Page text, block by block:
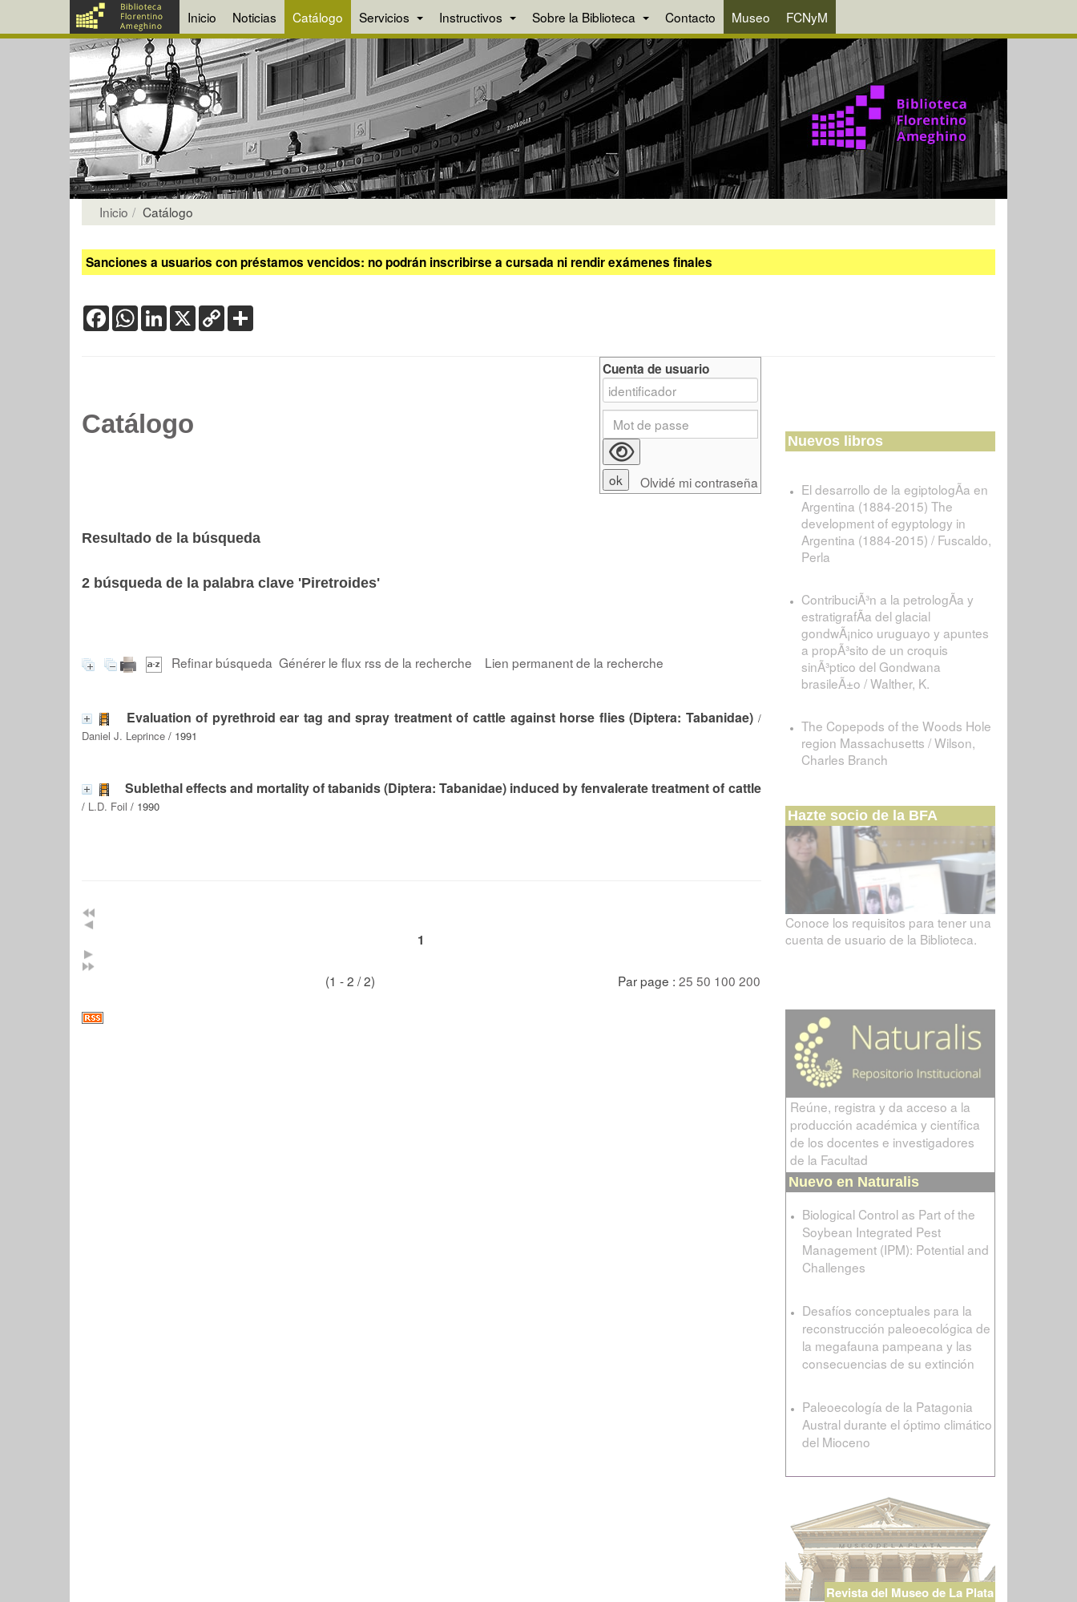
Inicio Noticias Catálogo Servicios Instructivos Sobre la Biblioteca Contacto Museo FCNyM
Inicio Catálogo
Sanciones a usuarios con préstamos vencidos: no podrán inscribirse a cursada ni rendir exámenes finales
FacebookWhatsApp
LinkedIn
X Copy
Link
Catálogo
Resultado de la búsqueda
2 búsqueda de la palabra clave 'Piretroides'
Refinar búsqueda Générer le flux rss de la recherche Lien permanent de la recherche
Evaluation of pyrethroid ear tag and spray treatment of cattle against horse flies (Diptera: Tabanidae)/
Daniel J. Leprince / 1991
Sublethal effects and mortality of tabanids (Diptera: Tabanidae) induced by fenvalerate treatment of cattle
/ L.D. Foil / 1990
1
(1 - 2 / 2) Par page : 25 50 100 200
Cuenta de usuario
Olvidé mi contraseña
Nuevos libros
El desarrollo de la egiptologÃ­a en
Argentina (1884-2015) The
development of egyptology in
Argentina (1884-2015) / Fuscaldo,
Perla
ContribuciÃ³n a la petrologÃ­a y
estratigrafÃ­a del glacial
gondwÃ¡nico uruguayo y apuntes
a propÃ³sito de un croquis
sinÃ³ptico del Gondwana
brasileÃ±o / Walther, K.
The Copepods of the Woods Hole
region Massachusetts / Wilson,
Charles Branch
Hazte socio de la BFA
Conoce los requisitos para tener una
cuenta de usuario de la Biblioteca.
Reúne, registra y da acceso a la
producción académica y científica
de los docentes e investigadores
de la Facultad
Nuevo en Naturalis
Biological Control as Part of the
Soybean Integrated Pest
Management (IPM): Potential and
Challenges
Desafíos conceptuales para la
reconstrucción paleoecológica de
la megafauna pampeana y las
consecuencias de su extinción
Paleoecología de la Patagonia
Austral durante el óptimo climático
del Mioceno
Revista del Museo de La Plata